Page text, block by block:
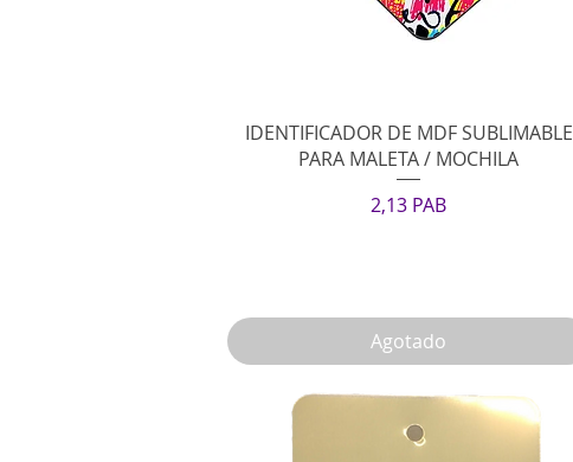
Vista rápida
IDENTIFICADOR DE MDF SUBLIMABLE
PARA MALETA / MOCHILA
Precio
2,13 PAB
Agotado